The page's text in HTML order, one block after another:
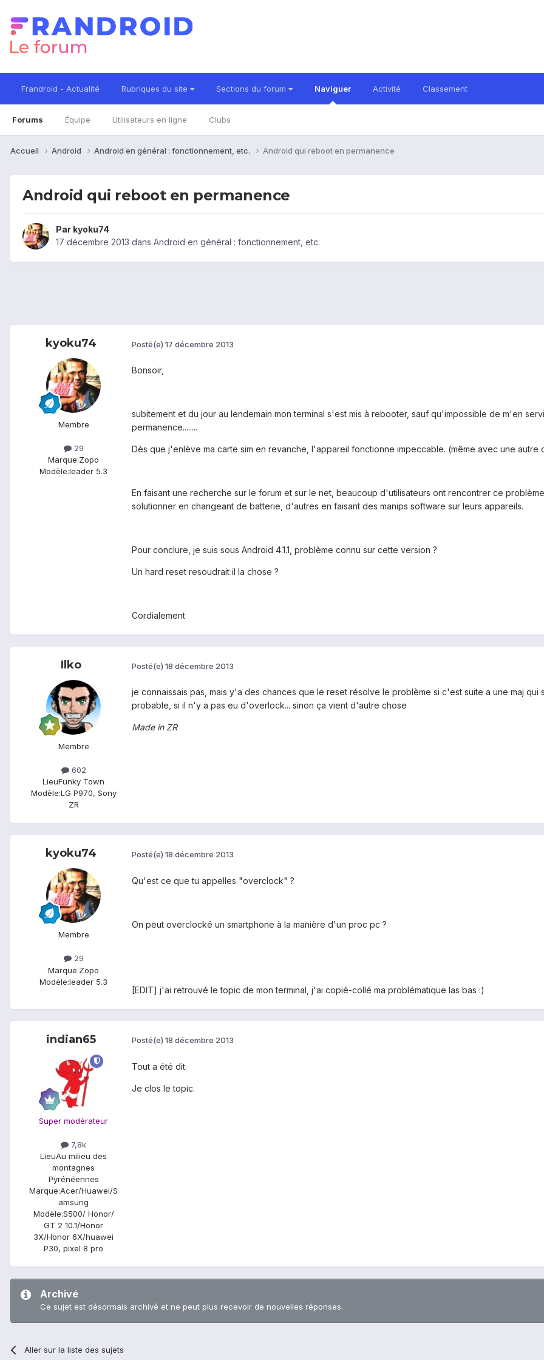
Frandroid - Actualité Rubriques du site Sections du forum Naviguer
Forums Équipe Utilisateurs en ligne Clubs
Activité Classement
Accueil Android Android en général : fonctionnement, etc. Android qui reboot en permanence
Android qui reboot en permanence
Par kyoku74
17 décembre 2013 dans Android en général : fonctionnement, etc.
kyoku74
Membre
29
Marque:Zopo
Modèle:leader 5.3
Posté(e) 17 décembre 2013
Bonsoir,
subitement et du jour au lendemain mon terminal s'est mis à rebooter, sauf qu'impossible de m'en
permanence........
Dès que j'enlève ma carte sim en revanche, l'appareil fonctionne impeccable. (même avec une autre
En faisant une recherche sur le forum et sur le net, beaucoup d'utilisateurs ont rencontrer ce
solutionner en changeant de batterie, d'autres en faisant des manips software sur leurs appareils.
Pour conclure, je suis sous Android 4.1.1, problème connu sur cette version ?
Un hard reset resoudrait il la chose ?
Cordialement
Ilko
Membre
602
LieuFunky Town
Modèle:LG P970, Sony
ZR
Posté(e) 18 décembre 2013
je connaissais pas, mais y'a des chances que le reset résolve le problème si c'est suite a une maj
probable, si il n'y a pas eu d'overlock... sinon ça vient d'autre chose
Made in ZR
kyoku74
Membre
29
Marque:Zopo
Modèle:leader 5.3
Posté(e) 18 décembre 2013
Qu'est ce que tu appelles "overclock" ?
On peut overclocké un smartphone à la manière d'un proc pc ?
[EDIT] j'ai retrouvé le topic de mon terminal, j'ai copié-collé ma problématique las bas :)
indian65
Super modérateur
7,8k
LieuAu milieu des
montagnes
Pyrénéennes
Marque:Acer/Huawei/S
amsung
Modèle:S500/ Honor/
GT 2 10.1/Honor
3X/Honor 6X/huawei
P30, pixel 8 pro
Posté(e) 18 décembre 2013
Tout a été dit.
Je clos le topic.
Archivé
Ce sujet est désormais archivé et ne peut plus recevoir de nouvelles réponses.
Aller sur la liste des sujets